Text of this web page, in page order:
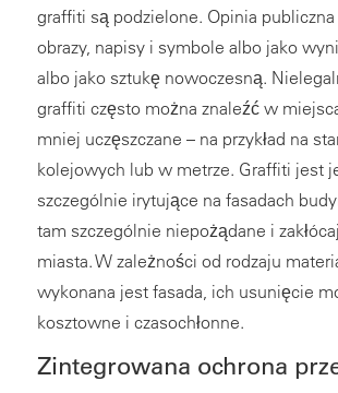
graffiti są podzielone. Opinia publiczna
obrazy, napisy i symbole albo jako
albo jako sztukę nowoczesną.
graffiti często można znaleźć w
mniej uczęszczane – na przykład na
kolejowych lub w metrze. Graffiti jest
szczególnie irytujące na fasadach
tam szczególnie niepożądane i
miasta. W zależności od rodzaju
wykonana jest fasada, ich usunięcie
kosztowne i czasochłonne.
Zintegrowana ochrona